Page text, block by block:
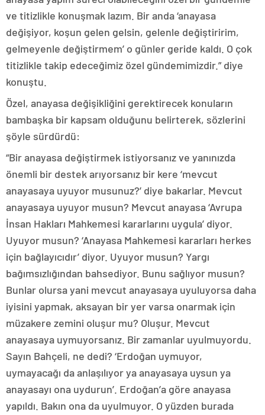
ve titizlikle konuşmak lazım. Bir anda ‘anayasa
değişiyor, koşun gelen gelsin, gelenle değiştiririm,
gelmeyenle değiştirmem’ o günler geride kaldı. O çok
titizlikle takip edeceğimiz özel gündemimizdir.” diye
konuştu.
Özel, anayasa değişikliğini gerektirecek konuların
bambaşka bir kapsam olduğunu belirterek, sözlerini
şöyle sürdürdü:
“Bir anayasa değiştirmek istiyorsanız ve yanınızda
önemli bir destek arıyorsanız bir kere ‘mevcut
anayasaya uyuyor musunuz?’ diye bakarlar. Mevcut
anayasaya uyuyor musun? Mevcut anayasa ‘Avrupa
İnsan Hakları Mahkemesi kararlarını uygula’ diyor.
Uyuyor musun? ‘Anayasa Mahkemesi kararları herkes
için bağlayıcıdır’ diyor. Uyuyor musun? Yargı
bağımsızlığından bahsediyor. Bunu sağlıyor musun?
Bunlar olursa yani mevcut anayasaya uyuluyorsa daha
iyisini yapmak, aksayan bir yer varsa onarmak için
müzakere zemini oluşur mu? Oluşur. Mevcut
anayasaya uymuyorsanız. Bir zamanlar uyulmuyordu.
Sayın Bahçeli, ne dedi? ‘Erdoğan uymuyor,
uymayacağı da anlaşılıyor ya anayasaya uysun ya
anayasayı ona uydurun’. Erdoğan’a göre anayasa
yapıldı. Bakın ona da uyulmuyor. O yüzden burada